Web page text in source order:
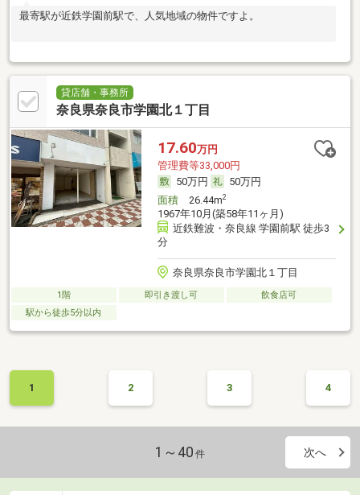
最寄駅が近鉄学園前駅で、人気地域の物件ですよ。
貸店舗・事務所
奈良県奈良市学園北１丁目
17.60万円
管理費等33,000円
50万円
50万円
面積26.44m2
1967年10月(築58年11ヶ月)
近鉄難波・奈良線 学園前駅 徒歩3
分
奈良県奈良市学園北１丁目
1階 即引き渡し可
飲食店可
駅から徒歩5分以内
1 2 3 4
1～40 件 次へ